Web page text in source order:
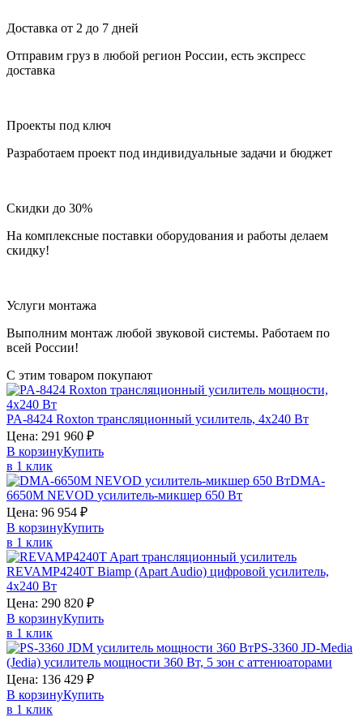
Доставка от 2 до 7 дней
Отправим груз в любой регион России, есть экспресс
доставка
Проекты под ключ
Разработаем проект под индивидуальные задачи и бюджет
Скидки до 30%
На комплексные поставки оборудования и работы делаем
скидку!
Услуги монтажа
Выполним монтаж любой звуковой системы. Работаем по
всей России!
С этим товаром покупают
PA-8424 Roxton трансляционный усилитель, 4х240 Вт
Цена: 291 960 ₽
В корзинуКупить
в 1 клик
DMA-
6650M NEVOD усилитель-микшер 650 Вт
Цена: 96 954 ₽
В корзинуКупить
в 1 клик
REVAMP4240T Biamp (Apart Audio) цифровой усилитель,
4х240 Вт
Цена: 290 820 ₽
В корзинуКупить
в 1 клик
PS-3360 JD-Media
(Jedia) усилитель мощности 360 Вт, 5 зон с аттенюаторами
Цена: 136 429 ₽
В корзинуКупить
в 1 клик